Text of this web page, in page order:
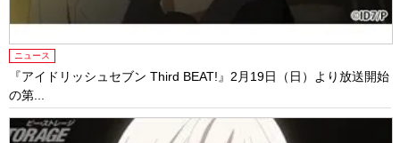
ニュース
『アイドリッシュセブン Third BEAT!』2月19日（日）より放送開始
の第...